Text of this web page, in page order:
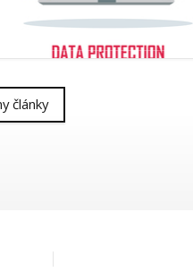
články